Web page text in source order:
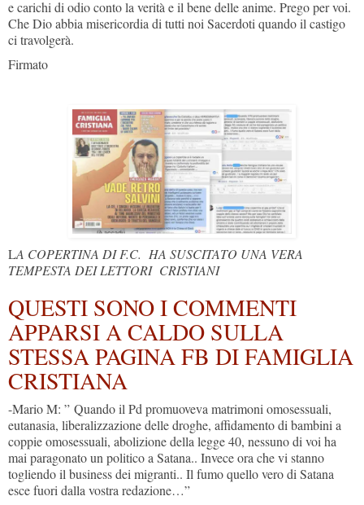
e carichi di odio conto la verità e il bene delle anime. Prego per voi.
Che Dio abbia misericordia di tutti noi Sacerdoti quando il castigo
ci travolgerà.
Firmato
LA COPERTINA DI F.C. HA SUSCITATO UNA VERA
TEMPESTA DEI LETTORI CRISTIANI
QUESTI SONO I COMMENTI
APPARSI A CALDO SULLA
STESSA PAGINA FB DI FAMIGLIA
CRISTIANA
-Mario M: ” Quando il Pd promuoveva matrimoni omosessuali,
eutanasia, liberalizzazione delle droghe, affidamento di bambini a
coppie omosessuali, abolizione della legge 40, nessuno di voi ha
mai paragonato un politico a Satana.. Invece ora che vi stanno
togliendo il business dei migranti.. Il fumo quello vero di Satana
esce fuori dalla vostra redazione…”